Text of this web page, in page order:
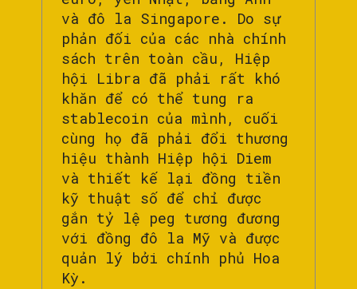
và đô la Singapore. Do sự
phản đối của các nhà chính
sách trên toàn cầu, Hiệp
hội Libra đã phải rất khó
khăn để có thể tung ra
stablecoin của mình, cuối
cùng họ đã phải đổi thương
hiệu thành Hiệp hội Diem
và thiết kế lại đồng tiền
kỹ thuật số để chỉ được
gắn tỷ lệ peg tương đương
với đồng đô la Mỹ và được
quản lý bởi chính phủ Hoa
Kỳ.